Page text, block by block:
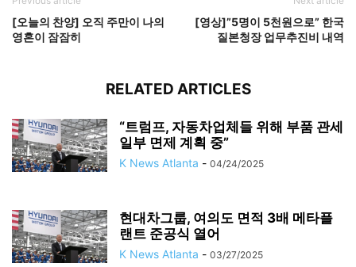
[오늘의 찬양] 오직 주만이 나의
영혼이 잠잠히
[영상]”5명이 5천원으로” 한국
질본청장 업무추진비 내역
RELATED ARTICLES
“트럼프, 자동차업체들 위해 부품 관세
일부 면제 계획 중”
K News Atlanta - 04/24/2025
현대차그룹, 여의도 면적 3배 메타플
랜트 준공식 열어
K News Atlanta - 03/27/2025